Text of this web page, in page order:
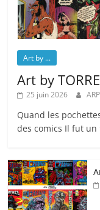
Art by ...
Art by
25 juin 2026
Quand les
des comics Il fut un